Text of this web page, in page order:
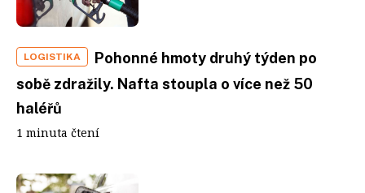
LOGISTIKA
Pohonné hmoty druhý týden po
sobě zdražily. Nafta stoupla o více než 50
haléřů
1 minuta čtení